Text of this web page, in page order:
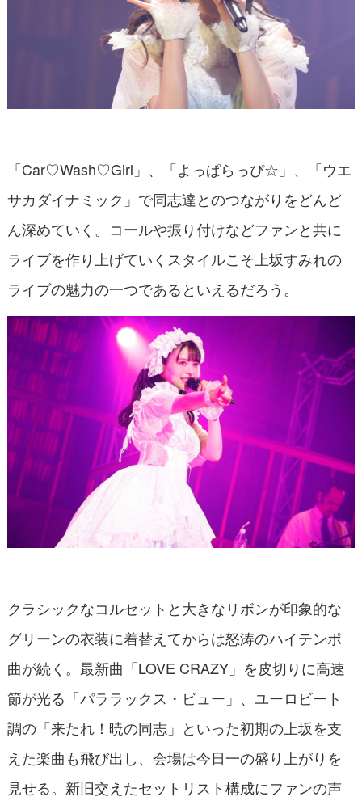
「Car♡Wash♡Girl」、「よっぱらっぴ☆」、「ウエ
サカダイナミック」で同志達とのつながりをどんど
ん深めていく。コールや振り付けなどファンと共に
ライブを作り上げていくスタイルこそ上坂すみれの
ライブの魅力の一つであるといえるだろう。
クラシックなコルセットと大きなリボンが印象的な
グリーンの衣装に着替えてからは怒涛のハイテンポ
曲が続く。最新曲「LOVE CRAZY」を皮切りに高速
節が光る「パララックス・ビュー」、ユーロビート
調の「来たれ！暁の同志」といった初期の上坂を支
えた楽曲も飛び出し、会場は今日一の盛り上がりを
見せる。新旧交えたセットリスト構成にファンの声